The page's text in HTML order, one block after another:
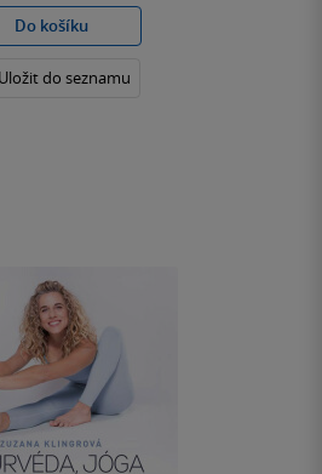
Do košíku
Uložit do seznamu